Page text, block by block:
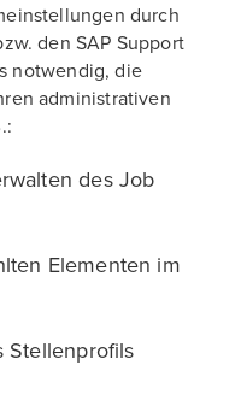
durch
den SAP Support
notwendig, die
administrativen
des Job
Elementen im
Stellenprofils